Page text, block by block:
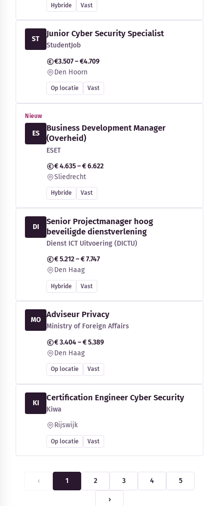
Hybride Vast
ST
Junior Cyber Security Specialist
StudentJob
€3.507 – €4.709
Den Hoorn
Op locatie Vast
Nieuw
ES
Business Development Manager
(Overheid)
ESET
€ 4.635 – € 6.622
Sliedrecht
Hybride Vast
DI
Senior Projectmanager hoog
beveiligde dienstverlening
Dienst ICT Uitvoering (DICTU)
€ 5.212 – € 7.747
Den Haag
Hybride Vast
MO
Adviseur Privacy
Ministry of Foreign Affairs
€ 3.404 – € 5.389
Den Haag
Op locatie Vast
KI
Certification Engineer Cyber Security
Kiwa
Rijswijk
Op locatie Vast
‹ 1 2 3 4 5
›